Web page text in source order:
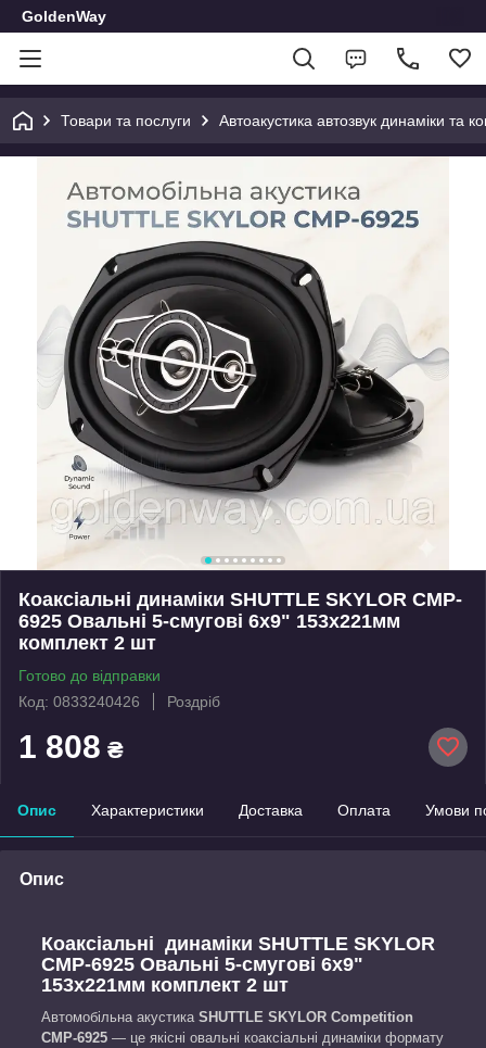
GoldenWay
Товари та послуги Автоакустика автозвук динаміки та
Коаксіальні динаміки SHUTTLE SKYLOR CMP-
6925 Овальні 5-смугові 6x9" 153x221мм
комплект 2 шт
Готово до відправки
Код: 0833240426
Роздріб
1 808 ₴
Опис Характеристики Доставка Оплата Умови
Опис
Коаксіальні динаміки SHUTTLE SKYLOR
CMP-6925 Овальні 5-смугові 6x9"
153x221мм комплект 2 шт
Автомобільна акустика SHUTTLE SKYLOR Competition
CMP-6925 — це якісні овальні коаксіальні динаміки формату